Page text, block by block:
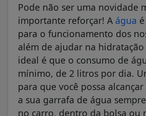
Pode não ser uma novidade
importante reforçar! A água
para o funcionamento dos
além de ajudar na
ideal é que o consumo de
mínimo, de 2 litros por dia.
para que você possa
a sua garrafa de água
no carro, dentro da bolsa ou